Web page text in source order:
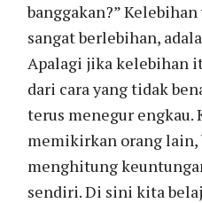
banggakan?”
sangat berlebihan,
Apalagi jika kelebihan
dari cara yang tidak
terus menegur engkau.
memikirkan orang lain,
menghitung
sendiri. Di sini kita